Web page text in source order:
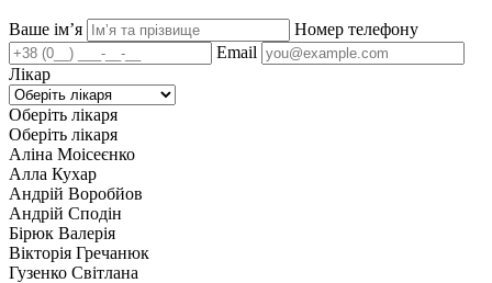
Ваше імʼя
Номер телефону
Email
Лікар
Оберіть лікаря
Оберіть лікаря
Аліна Моісеєнко
Алла Кухар
Андрій Воробйов
Андрій Сподін
Бірюк Валерія
Вікторія Гречанюк
Гузенко Світлана